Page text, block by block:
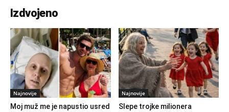
Izdvojeno
Najnovije
Moj muž me je napustio usred
Najnovije
Slepe trojke milionera